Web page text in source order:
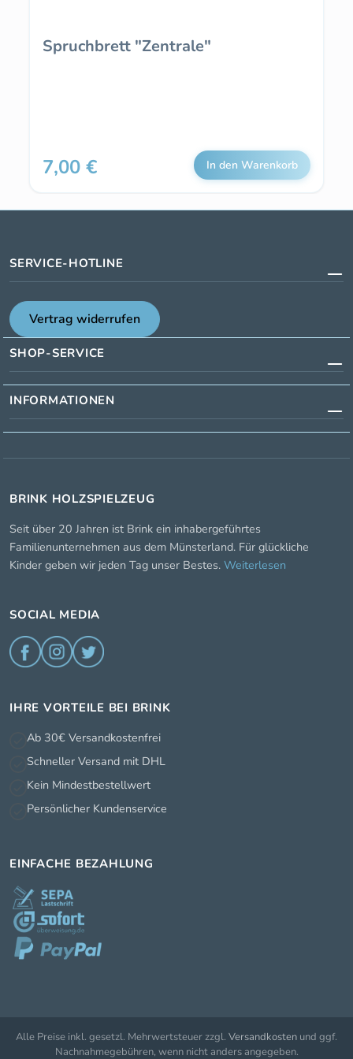
Spruchbrett "Zentrale"
Regulärer Preis:
7,00 € In den Warenkorb
SERVICE-HOTLINE
Vertrag widerrufen
SHOP-SERVICE
INFORMATIONEN
BRINK HOLZSPIELZEUG
Seit über 20 Jahren ist Brink ein inhabergeführtes
Familienunternehmen aus dem Münsterland. Für glückliche
Kinder geben wir jeden Tag unser Bestes. Weiterlesen
SOCIAL MEDIA
IHRE VORTEILE BEI BRINK
Ab 30€ Versandkostenfrei
Schneller Versand mit DHL
Kein Mindestbestellwert
Persönlicher Kundenservice
EINFACHE BEZAHLUNG
Alle Preise inkl. gesetzl. Mehrwertsteuer zzgl. Versandkosten und ggf.
Nachnahmegebühren, wenn nicht anders angegeben.